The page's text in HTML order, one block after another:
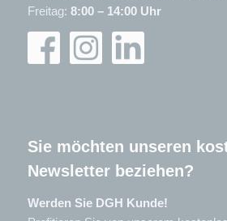
Freitag: 8:00 – 14:00 Uhr
Sie möchten unseren
Newsletter beziehen?
Werden Sie DGH Kunde!